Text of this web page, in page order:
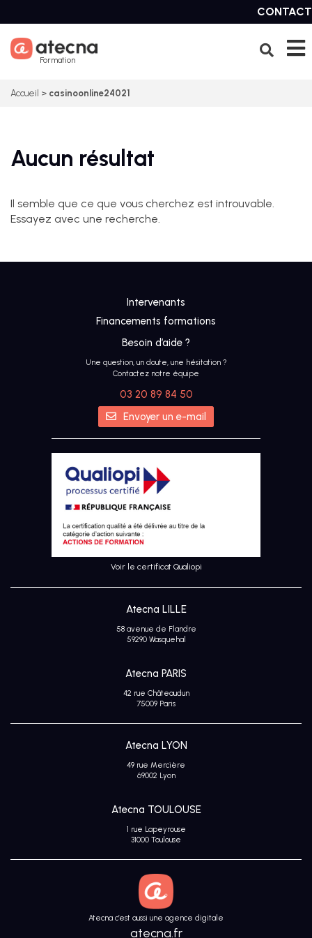
to
content
CONTACT
Formation
IA
UX &
DESIGN
THINKING
UI
Avis
Accueil > casinoonline24021
Aucun résultat
Il semble que ce que vous cherchez est introuvable.
Essayez avec une recherche.
Intervenants
Financements formations
Besoin d’aide ?
Une question, un doute, une hésitation ?
Contactez notre équipe
03 20 89 84 50
Envoyer un e-mail
Voir le certificat Qualiopi
Atecna LILLE
58 avenue de Flandre
59290 Wasquehal
Atecna PARIS
42 rue Châteaudun
75009 Paris
Atecna LYON
49 rue Mercière
69002 Lyon
Atecna TOULOUSE
1 rue Lapeyrouse
31000 Toulouse
Atecna c’est aussi une agence digitale
atecna.fr